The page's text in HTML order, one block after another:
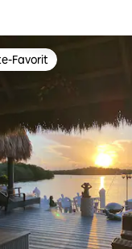
4,95 von 5,
Favorit
Favorit